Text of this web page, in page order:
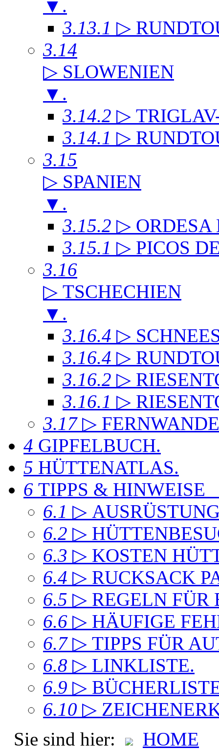
▼ .
3.13.1 ▷
3.14
▷ SLOWENIEN
▼ .
3.14.2 ▷
3.14.1 ▷
3.15
▷ SPANIEN
▼ .
3.15.2 ▷ ORDESA
3.15.1 ▷ PICOS
3.16
▷ TSCHECHIEN
▼ .
3.16.4 ▷
3.16.4 ▷
3.16.2 ▷
3.16.1 ▷
3.17 ▷
4 GIPFELBUCH.
5 HÜTTENATLAS.
6 TIPPS &
6.1 ▷
6.2 ▷
6.3 ▷ KOSTEN
6.4 ▷ RUCKSACK
6.5 ▷ REGELN FÜR
6.6 ▷ HÄUFIGE
6.7 ▷ TIPPS FÜR
6.8 ▷ LINKLISTE.
6.9 ▷
6.10 ▷
Sie sind hier:
HOME